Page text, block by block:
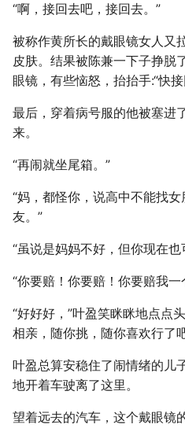
“啊，接回去吧，接回去。”
被称作黄所长的戴眼镜女人又
皮肤。结果被陈兼一下子挣脱
眼镜，有些恼怒，抬抬手:“快
最后，穿着病号服的他被塞进
来。
“再闹就坐尾箱。”
“妈，都怪你，说高中不能找
友。”
“虽说是妈妈不好，但你现在
“你要赔！你要赔！你要赔我
“好好好，”叶盈笑眯眯地点点
相亲，随你挑，随你喜欢行了
叶盈总算安稳住了闹情绪的儿
地开着车驶离了这里。
望着远去的汽车，这个戴眼镜